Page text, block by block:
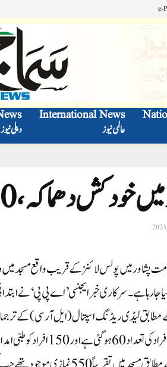
e-
International News
عالمی نیوز
دہلی نیوز
60نمازی شہید، 150زخمی
جا رہا ہے۔ سرکاری خبرایجنسی ’اے پی پی‘ نے
لیڈی ریڈنگ اسپتال (ایل آر سی) کے